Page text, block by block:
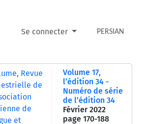
Se connecter PERSIAN
Volume 17,
l’édition 34 -
Numéro de série
de l’édition 34
Février 2022
page 170-188